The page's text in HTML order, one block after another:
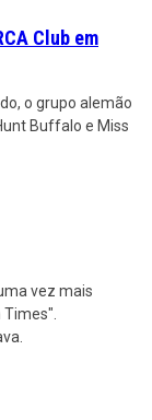
Club em
o grupo alemão
Buffalo e Miss
vez mais